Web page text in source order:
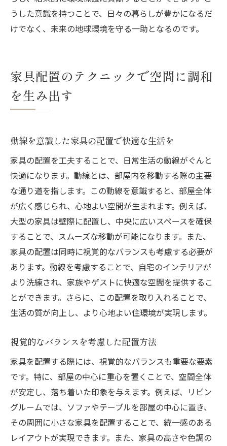
うした意識を持つことで、日々の暮らしが豊かになるだ
けでなく、未来の地球環境を守る一助となるのです。
家具配置のテクニックで空間に調和
を生み出す
動線を意識した家具の配置で快適な生活を
家具の配置を工夫することで、日常生活の動線がぐんと
快適になります。動線とは、部屋内を移動する際の主要
な通り道を指します。この動線を意識すると、部屋全体
が広く感じられ、心地よい空間が生まれます。例えば、
大型の家具は壁際に配置し、中央に広いスペースを確保
することで、スムーズな移動が可能になります。また、
家具の配置は同時に視覚的なバランスも考慮する必要が
あります。動線を考慮することで、自宅のインテリアが
より洗練され、家族やゲストに快適な空間を提供するこ
とができます。さらに、この配置を取り入れることで、
生活の質が向上し、より心地よい住環境が実現します。
視覚的なバランスを考慮した配置方法
家具を配置する際には、視覚的なバランスも重要な要素
です。特に、部屋の中心に重心を置くことで、空間全体
が安定し、落ち着いた印象を与えます。例えば、リビン
グルームでは、ソファやテーブルを部屋の中心に置き、
その周囲に小さな家具を配置することで、統一感のある
レイアウトが実現できます。また、家具の高さや色調の